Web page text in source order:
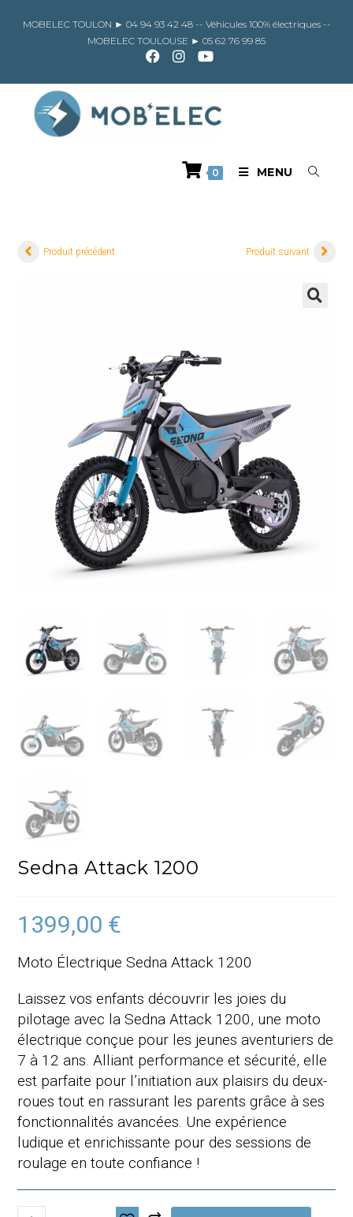
MOBELEC TOULON ► 04 94 93 42 48 -- Véhicules 100% électriques --
MOBELEC TOULOUSE ► 05 62 76 99 85
0 MENU
Produit précédent Produit suivant
Sedna Attack 1200
1399,00 €
Moto Électrique Sedna Attack 1200
Laissez vos enfants découvrir les joies du
pilotage avec la Sedna Attack 1200, une moto
électrique conçue pour les jeunes aventuriers de
7 à 12 ans. Alliant performance et sécurité, elle
est parfaite pour l’initiation aux plaisirs du deux-
roues tout en rassurant les parents grâce à ses
fonctionnalités avancées. Une expérience
ludique et enrichissante pour des sessions de
roulage en toute confiance !